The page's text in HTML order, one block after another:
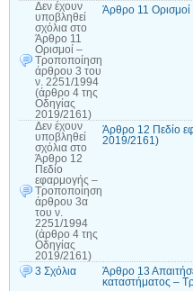
Δεν έχουν
υποβληθεί
σχόλια στο
Άρθρο 11
Ορισμοί –
Τροποποίηση
άρθρου 3 του
ν. 2251/1994
(άρθρο 4 της
Οδηγίας
2019/2161)
Άρθρο 11
Δεν έχουν
υποβληθεί
σχόλια στο
Άρθρο 12
Πεδίο
εφαρμογής –
Τροποποίηση
άρθρου 3α
του ν.
2251/1994
(άρθρο 4 της
Οδηγίας
2019/2161)
Άρθρο 12 Πεδίο
2019/2161)
3 Σχόλια
Άρθρο 13
καταστήματος –